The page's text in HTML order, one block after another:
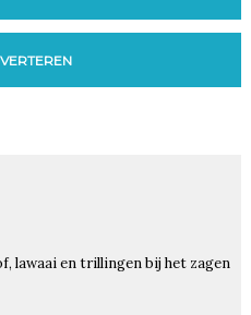
lawaai en trillingen bij het zagen